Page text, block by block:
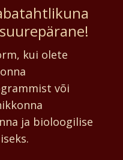
kui olete
või
ja bioloogilise